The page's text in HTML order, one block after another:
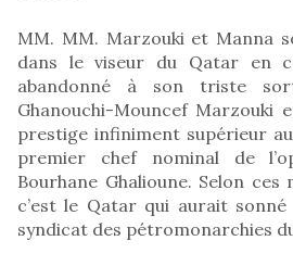
MM. MM. Marzouki et Manna
dans le viseur du Qatar en
abandonné à son triste sort
Ghanouchi-Mouncef Marzouki
prestige infiniment supérieur
premier chef nominal de
Bourhane Ghalioune. Selon
c’est le Qatar qui aurait sonné
syndicat des pétromonarchies